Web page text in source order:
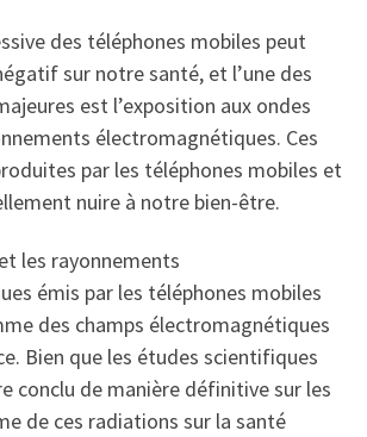
des téléphones mobiles peut
sur notre santé, et l’une des
est l’exposition aux ondes
électromagnétiques. Ces
par les téléphones mobiles et
nuire à notre bien-être.
les rayonnements
émis par les téléphones mobiles
des champs électromagnétiques
Bien que les études scientifiques
conclu de manière définitive sur les
de ces radiations sur la santé